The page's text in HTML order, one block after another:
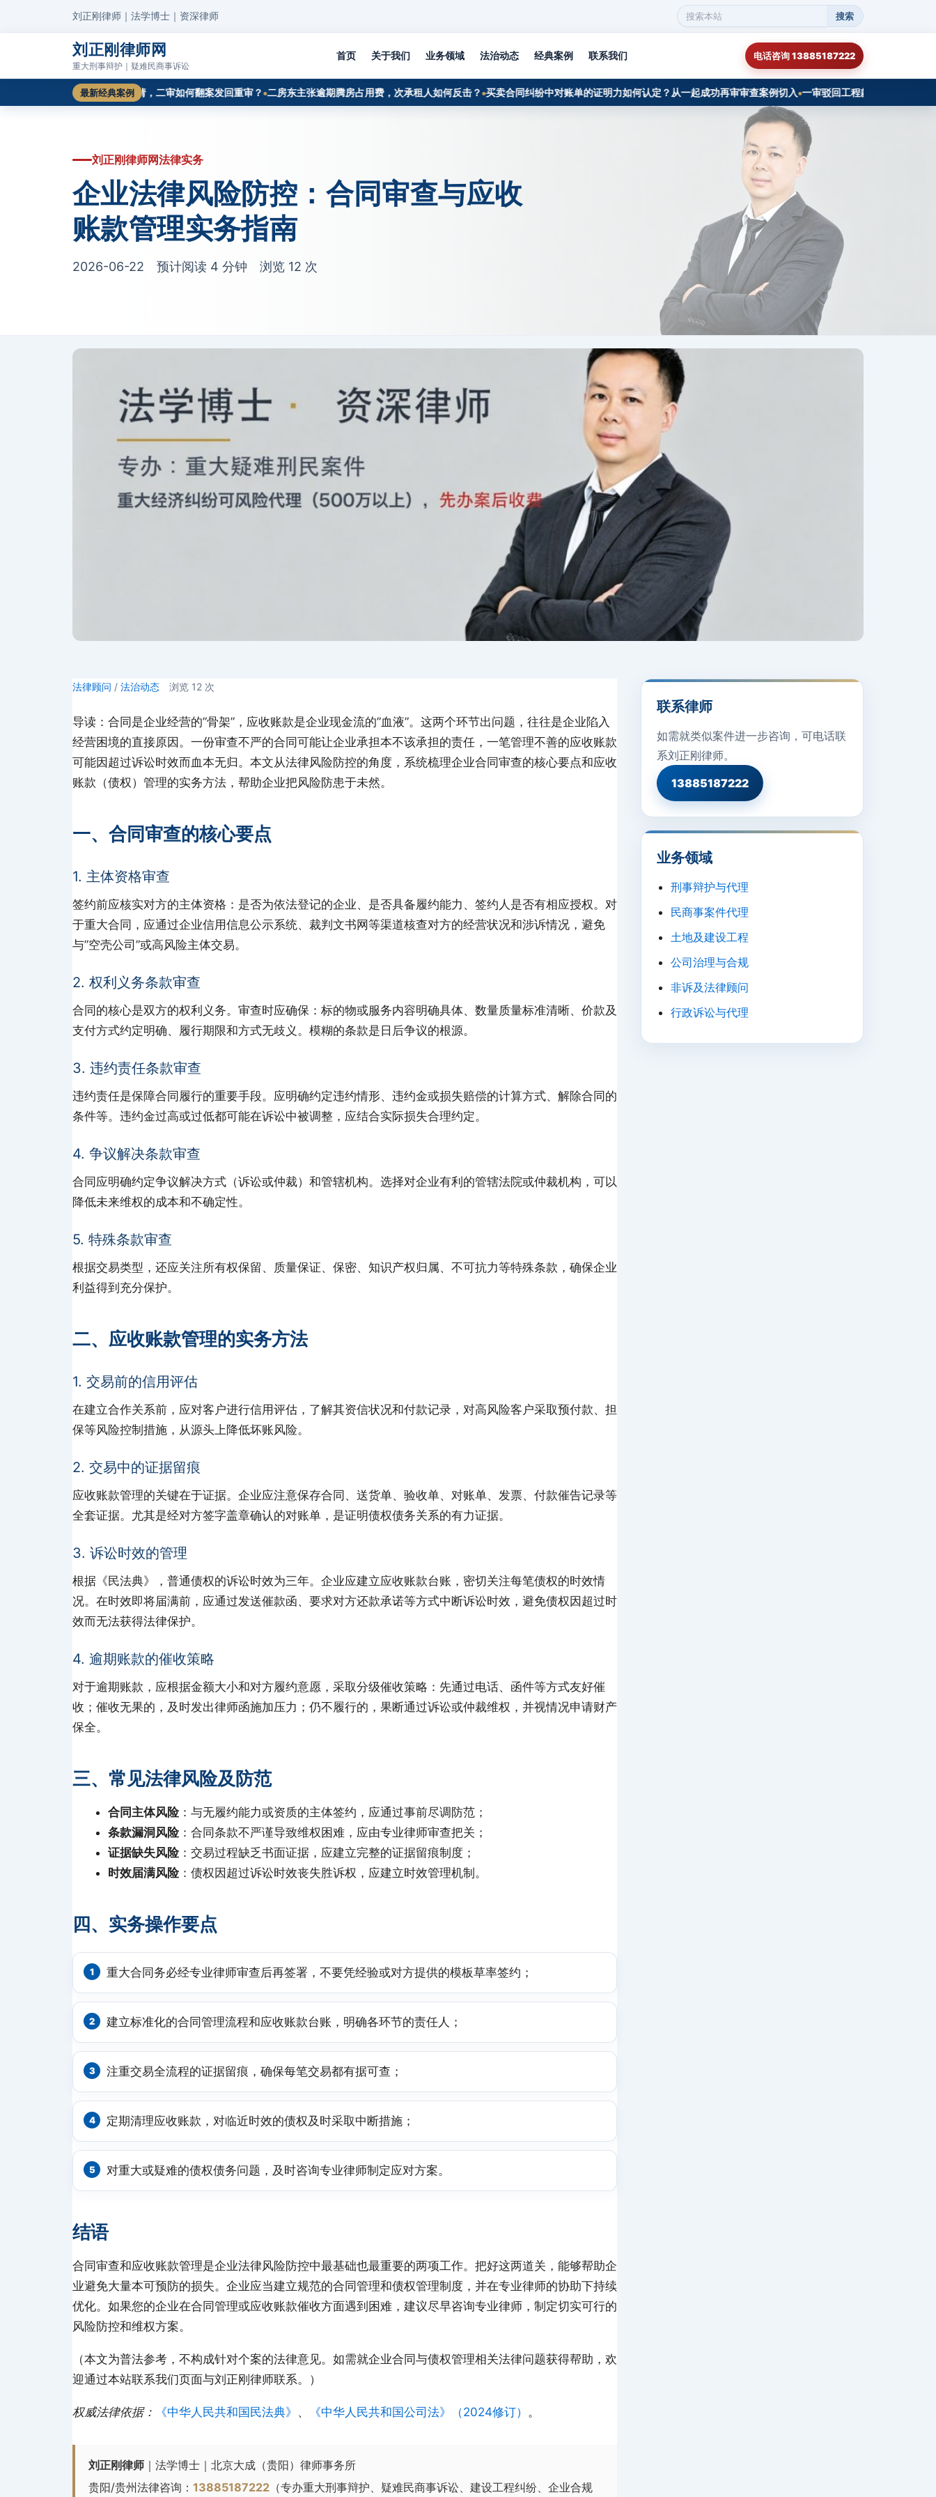
刘正刚律师｜法学博士｜资深律师
搜
索
内
容
搜索
刘正刚律师网
重大刑事辩护｜疑难民商事诉讼
首页 关于我们 业务领域 法治动态 经典案例 联系我们 电话咨询 13885187222
最新经典案例
一审驳回工程款诉请，二审如何翻案发回重审？ 二房东主张逾期腾房占用费，次承租人如何反击？ 买卖合同纠纷中对账单的证明力如何认定？从一起成功再审审查案例切入 一审驳回工程款诉请，二审如何翻案
刘正刚律师网法律实务
企业法律风险防控：合同审查与应收
账款管理实务指南
2026-06-22 预计阅读 4 分钟 浏览 12 次
法律顾问 / 法治动态 浏览 12 次
导读：合同是企业经营的”骨架”，应收账款是企业现金流的”血液”。这两个环节出问题，往往是企业陷入
经营困境的直接原因。一份审查不严的合同可能让企业承担本不该承担的责任，一笔管理不善的应收账款
可能因超过诉讼时效而血本无归。本文从法律风险防控的角度，系统梳理企业合同审查的核心要点和应收
账款（债权）管理的实务方法，帮助企业把风险防患于未然。
一、合同审查的核心要点
1. 主体资格审查
签约前应核实对方的主体资格：是否为依法登记的企业、是否具备履约能力、签约人是否有相应授权。对
于重大合同，应通过企业信用信息公示系统、裁判文书网等渠道核查对方的经营状况和涉诉情况，避免
与”空壳公司”或高风险主体交易。
2. 权利义务条款审查
合同的核心是双方的权利义务。审查时应确保：标的物或服务内容明确具体、数量质量标准清晰、价款及
支付方式约定明确、履行期限和方式无歧义。模糊的条款是日后争议的根源。
3. 违约责任条款审查
违约责任是保障合同履行的重要手段。应明确约定违约情形、违约金或损失赔偿的计算方式、解除合同的
条件等。违约金过高或过低都可能在诉讼中被调整，应结合实际损失合理约定。
4. 争议解决条款审查
合同应明确约定争议解决方式（诉讼或仲裁）和管辖机构。选择对企业有利的管辖法院或仲裁机构，可以
降低未来维权的成本和不确定性。
5. 特殊条款审查
根据交易类型，还应关注所有权保留、质量保证、保密、知识产权归属、不可抗力等特殊条款，确保企业
利益得到充分保护。
二、应收账款管理的实务方法
1. 交易前的信用评估
在建立合作关系前，应对客户进行信用评估，了解其资信状况和付款记录，对高风险客户采取预付款、担
保等风险控制措施，从源头上降低坏账风险。
2. 交易中的证据留痕
应收账款管理的关键在于证据。企业应注意保存合同、送货单、验收单、对账单、发票、付款催告记录等
全套证据。尤其是经对方签字盖章确认的对账单，是证明债权债务关系的有力证据。
3. 诉讼时效的管理
根据《民法典》，普通债权的诉讼时效为三年。企业应建立应收账款台账，密切关注每笔债权的时效情
况。在时效即将届满前，应通过发送催款函、要求对方还款承诺等方式中断诉讼时效，避免债权因超过时
效而无法获得法律保护。
4. 逾期账款的催收策略
对于逾期账款，应根据金额大小和对方履约意愿，采取分级催收策略：先通过电话、函件等方式友好催
收；催收无果的，及时发出律师函施加压力；仍不履行的，果断通过诉讼或仲裁维权，并视情况申请财产
保全。
三、常见法律风险及防范
合同主体风险：与无履约能力或资质的主体签约，应通过事前尽调防范；
条款漏洞风险：合同条款不严谨导致维权困难，应由专业律师审查把关；
证据缺失风险：交易过程缺乏书面证据，应建立完整的证据留痕制度；
时效届满风险：债权因超过诉讼时效丧失胜诉权，应建立时效管理机制。
四、实务操作要点
重大合同务必经专业律师审查后再签署，不要凭经验或对方提供的模板草率签约；
建立标准化的合同管理流程和应收账款台账，明确各环节的责任人；
注重交易全流程的证据留痕，确保每笔交易都有据可查；
定期清理应收账款，对临近时效的债权及时采取中断措施；
对重大或疑难的债权债务问题，及时咨询专业律师制定应对方案。
结语
合同审查和应收账款管理是企业法律风险防控中最基础也最重要的两项工作。把好这两道关，能够帮助企
业避免大量本可预防的损失。企业应当建立规范的合同管理和债权管理制度，并在专业律师的协助下持续
优化。如果您的企业在合同管理或应收账款催收方面遇到困难，建议尽早咨询专业律师，制定切实可行的
风险防控和维权方案。
（本文为普法参考，不构成针对个案的法律意见。如需就企业合同与债权管理相关法律问题获得帮助，欢
迎通过本站联系我们页面与刘正刚律师联系。）
权威法律依据： 《中华人民共和国民法典》 、 《中华人民共和国公司法》（2024修订） 。
刘正刚律师 ｜法学博士｜北京大成（贵阳）律师事务所
贵阳/贵州法律咨询：13885187222 （专办重大刑事辩护、疑难民商事诉讼、建设工程纠纷、企业合规
联系律师
如需就类似案件进一步咨询，可电话联
系刘正刚律师。
13885187222
业务领域
刑事辩护与代理
民商事案件代理
土地及建设工程
公司治理与合规
非诉及法律顾问
行政诉讼与代理